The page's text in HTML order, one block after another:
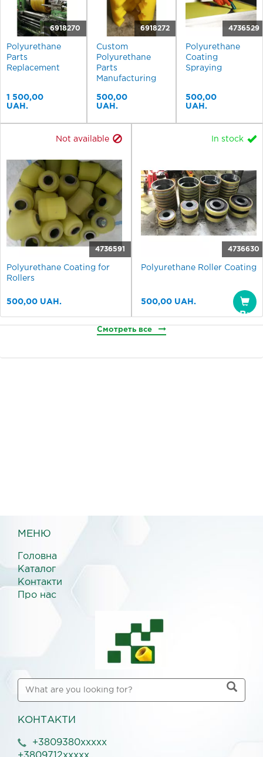
6918270
Polyurethane
Parts
Replacement
1 500,00
UAH.
6918272
Custom
Polyurethane
Parts
Manufacturing
500,00
UAH.
4736529
Polyurethane
Coating
Spraying
500,00
UAH.
Not available
4736591
Polyurethane Coating for
Rollers
500,00 UAH.
In stock
4736630
Polyurethane Roller Coating
500,00 UAH.
Buy
Смотреть все
МЕНЮ
Головна
Каталог
Контакти
Про нас
КОНТАКТИ
+3809380xxxxx